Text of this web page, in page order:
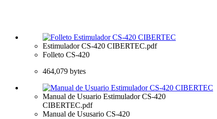
Estimulador CS-420 CIBERTEC.pdf
Folleto CS-420
464,079 bytes
Manual de Usuario Estimulador CS-420
CIBERTEC.pdf
Manual de Ususario CS-420